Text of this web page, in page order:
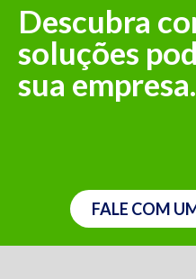
Descubra
soluções
sua empresa.
FALE COM